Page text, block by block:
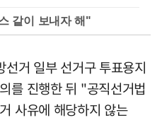
같이 보내자 해"
거 일부 선거구 투표용지
를 진행한 뒤 "공직선거법
사유에 해당하지 않는